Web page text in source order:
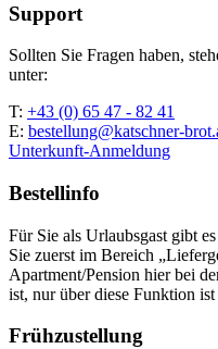
Support
Sollten Sie Fragen haben,
unter:
T: +43 (0) 65 47 - 82 41
E: bestellung@katschner-
Unterkunft-Anmeldung
Bestellinfo
Für Sie als Urlaubsgast gibt
Sie zuerst im Bereich
Apartment/Pension hier bei
ist, nur über diese Funktion
Frühzustellung